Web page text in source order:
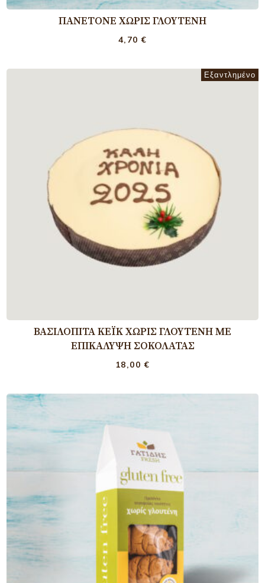
ΠΑΝΕΤΌΝΕ ΧΩΡΊΣ ΓΛΟΥΤΈΝΗ
4,70€
Εξαντλημένο
ΒΑΣΙΛΌΠΙΤΑ ΚΈΙΚ ΧΩΡΊΣ ΓΛΟΥΤΈΝΗ ΜΕ
ΕΠΙΚΆΛΥΨΗ ΣΟΚΟΛΆΤΑΣ
18,00€